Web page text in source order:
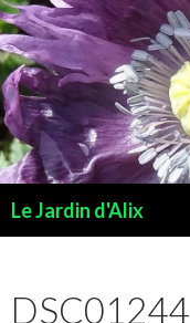
Le Jardin d'Alix
DSC01244